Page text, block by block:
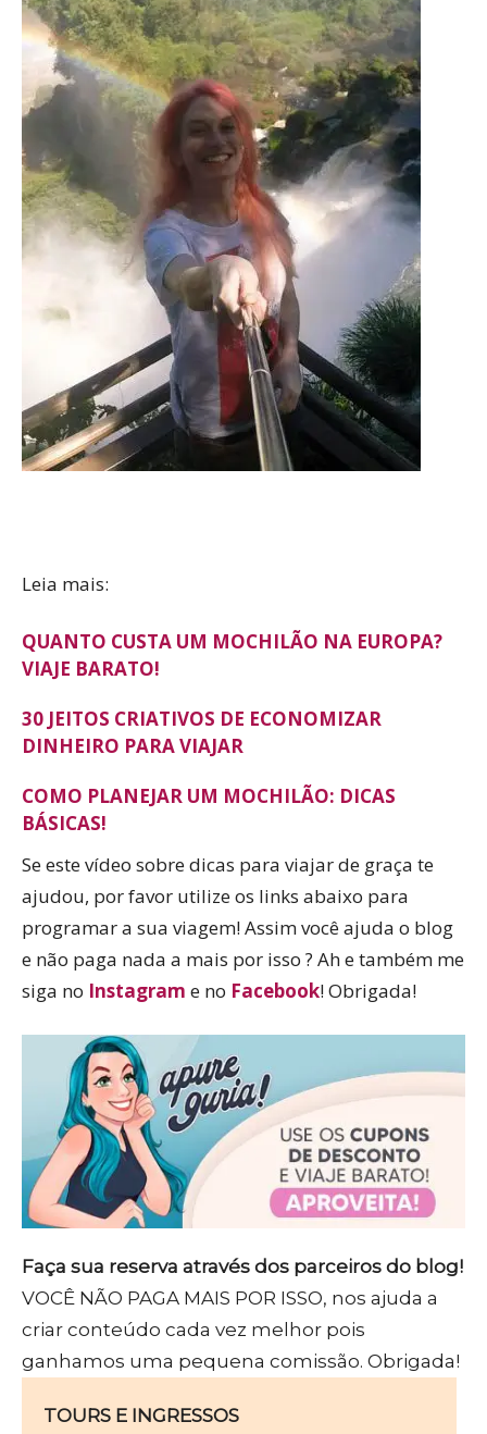
Leia mais:
QUANTO CUSTA UM MOCHILÃO NA EUROPA?
VIAJE BARATO!
30 JEITOS CRIATIVOS DE ECONOMIZAR
DINHEIRO PARA VIAJAR
COMO PLANEJAR UM MOCHILÃO: DICAS
BÁSICAS!
Se este vídeo sobre dicas para viajar de graça te
ajudou, por favor utilize os links abaixo para
programar a sua viagem! Assim você ajuda o blog
e não paga nada a mais por isso ? Ah e também me
siga no Instagram e no Facebook! Obrigada!
Faça sua reserva através dos parceiros do blog!
VOCÊ NÃO PAGA MAIS POR ISSO, nos ajuda a
criar conteúdo cada vez melhor pois
ganhamos uma pequena comissão. Obrigada!
TOURS E INGRESSOS